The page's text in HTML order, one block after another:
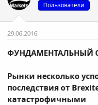
Пользователи
29.06.2016
ФУНДАМЕНТАЛЬНЫЙ
Рынки несколько
последствия от
катастрофичными